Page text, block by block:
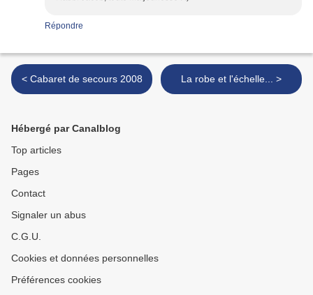
Répondre
< Cabaret de secours 2008 La robe et l'échelle... >
Hébergé par Canalblog
Top articles
Pages
Contact
Signaler un abus
C.G.U.
Cookies et données personnelles
Préférences cookies